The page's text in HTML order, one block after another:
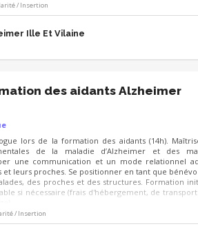
/ Insertion
Ille Et Vilaine
des aidants Alzheimer
lors de la formation des aidants (14h).
de la maladie d’Alzheimer et des
une communication et un mode relationnel
et leurs proches. Se positionner en tant que
des proches et des structures. Formation
si nécessaire (frais d'hébergement, de
/ Insertion